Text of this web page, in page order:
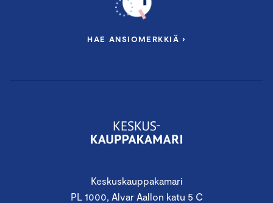
Keskuskauppakamari
PL 1000, Alvar Aallon katu 5 C
HAE ANSIOMERKKIÄ ›